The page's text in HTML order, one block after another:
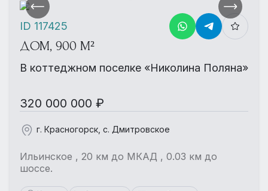
ДОМ, 900 М²
В коттеджном поселке «Николина Поляна»
320 000 000 ₽
г. Красногорск, с. Дмитровское
Ильинское , 20 км до МКАД , 0.03 км до
шоссе.
ID 117425